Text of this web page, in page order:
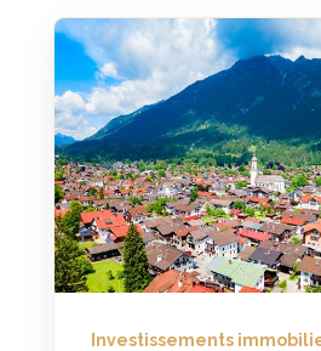
Investissements